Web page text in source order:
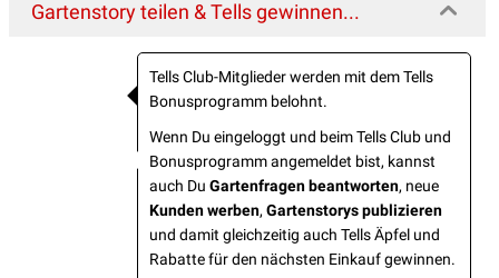
Gartenstory teilen & Tells gewinnen...
Tells Club-Mitglieder werden mit dem Tells
Bonusprogramm belohnt.
Wenn Du eingeloggt und beim Tells Club und
Bonusprogramm angemeldet bist, kannst
auch Du Gartenfragen beantworten, neue
Kunden werben, Gartenstorys publizieren
und damit gleichzeitig auch Tells Äpfel und
Rabatte für den nächsten Einkauf gewinnen.